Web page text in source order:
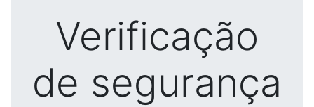
Verificação
de segurança